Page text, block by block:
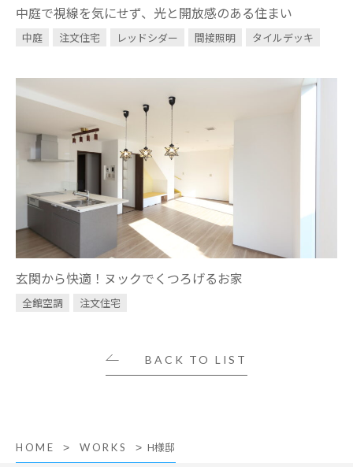
中庭で視線を気にせず、光と開放感のある住まい
中庭 注文住宅 レッドシダー 間接照明 タイルデッキ
玄関から快適！ヌックでくつろげるお家
全館空調 注文住宅
BACK TO LIST
HOME WORKS H様邸